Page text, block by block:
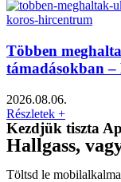
Többen
támadásokban
2026.08.06.
Részletek +
Kezdjük tiszta
Hallgass,
Töltsd le